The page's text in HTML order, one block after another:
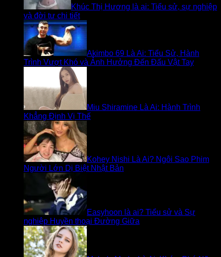
Khúc Thị Hương là ai: Tiểu sử, sự nghiệp
và đời tư chi tiết
Akimbo 69 Là Ai: Tiểu Sử, Hành
Trình Vượt Khó và Ảnh Hưởng Đến Đấu Vật Tay
Miu Shiramine Là Ai: Hành Trình
Khẳng Định Vị Thế
Kohey Nishi Là Ai? Ngôi Sao Phim
Người Lớn Dị Biệt Nhật Bản
Easyhoon là ai? Tiểu sử và Sự
nghiệp Huyền thoại Đường Giữa